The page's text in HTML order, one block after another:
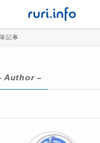
記事
Author –